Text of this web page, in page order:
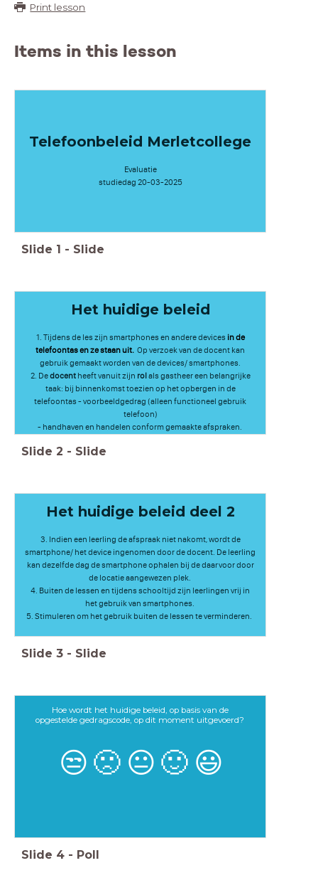
Print lesson
Items in this lesson
Telefoonbeleid Merletcollege
Evaluatie
studiedag 20-03-2025
Slide 1 - Slide
Het huidige beleid
1. Tijdens de les zijn smartphones en andere devices in de
telefoontas en ze staan uit. Op verzoek van de docent kan
gebruik gemaakt worden van de devices/ smartphones.
2. Dedocentheeft vanuit zijn rolals gastheer een belangrijke
taak: bij binnenkomst toezien op het opbergen in de
telefoontas - voorbeeldgedrag (alleen functioneel gebruik
telefoon)
- handhaven en handelen conform gemaakte afspraken.
Slide 2 - Slide
Het huidige beleid deel 2
3. Indien een leerling de afspraak niet nakomt, wordt de
smartphone/ het device ingenomen door de docent. De leerling
kan dezelfde dag de smartphone ophalen bij de daarvoor door
de locatie aangewezen plek.
4. Buiten de lessen en tijdens schooltijd zijn leerlingen vrij in
het gebruik van smartphones.
5. Stimuleren om het gebruik buiten de lessen te verminderen.
Slide 3 - Slide
Hoe wordt het huidige beleid, op basis van de
opgestelde gedragscode, op dit moment uitgevoerd?
😒 🙁 😐 🙂 😃
Slide 4 - Poll